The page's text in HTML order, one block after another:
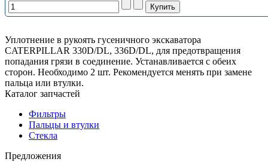
Уплотнение в рукоять гусеничного экскаватора
CATERPILLAR 330D/DL, 336D/DL, для предотвращения
попадания грязи в соединение. Устанавливается с обеих
сторон. Необходимо 2 шт. Рекомендуется менять при замене
пальца или втулки.
Каталог запчастей
Фильтры
Пальцы и втулки
Стекла
Предложения